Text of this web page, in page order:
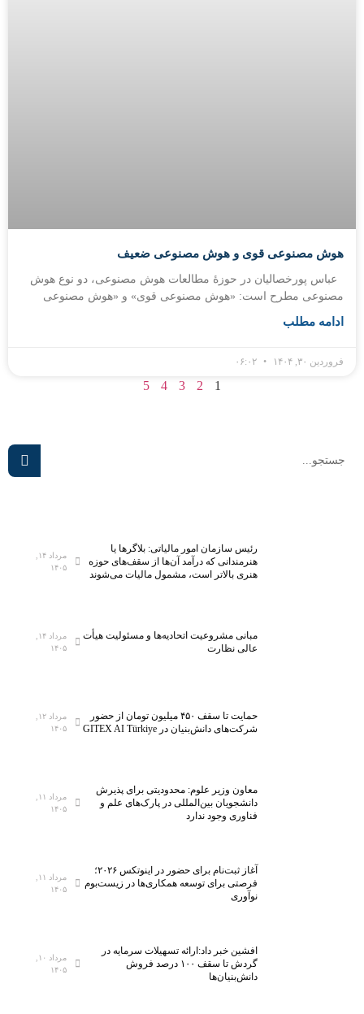
هوش مصنوعی قوی و هوش مصنوعی ضعیف
عباس پورخصالیان در حوزۀ مطالعات هوش مصنوعی، دو نوع هوش
مصنوعی مطرح است: «هوش مصنوعی قوی» و «هوش مصنوعی
ادامه مطلب
فروردین ۳۰, ۱۴۰۴
1
2
3
4
5
رئیس سازمان امور مالیاتی: بلاگر‌ها یا
هنرمندانی که درآمد آن‌ها از سقف‌های حوزه
هنری بالاتر است، مشمول مالیات می‌شوند
مرداد ۱۴,
۱۴۰۵
مبانی مشروعیت اتحادیه‌ها و مسئولیت هیأت
عالی نظارت
مرداد ۱۴,
۱۴۰۵
حمایت تا سقف ۴۵۰ میلیون تومان از حضور
شرکت‌های دانش‌بنیان در GITEX AI Türkiye
مرداد ۱۲,
۱۴۰۵
معاون وزیر علوم: محدودیتی برای پذیرش
دانشجویان بین‌المللی در پارک‌های علم و
فناوری وجود ندارد
مرداد ۱۱,
۱۴۰۵
آغاز ثبت‌نام برای حضور در اینوتکس ۲۰۲۶؛
فرصتی برای توسعه همکاری‌ها در زیست‌بوم
نوآوری
مرداد ۱۱,
۱۴۰۵
افشین خبر داد:ارائه تسهیلات سرمایه در
گردش تا سقف ۱۰۰ درصد فروش
دانش‌بنیان‌ها
مرداد ۱۰,
۱۴۰۵